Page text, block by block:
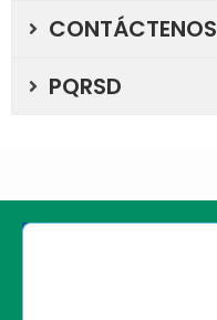
CONTÁCTENOS
PQRSD